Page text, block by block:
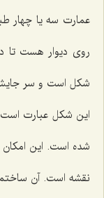
عمارت سه یا چهار
روى دیوار هست
شکل است و سر جایش
این شکل عبارت است
شده است. این امکان
نقشه است. آن